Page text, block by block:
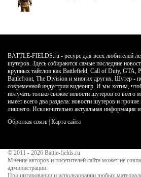
BATTLE-FIELDS.ru - ресурс для всех любителей
шутеров. Здесь собираются самые последние
крупных тайтлов как Battlefield, Call of Duty, GTA,
Battlefront, The Division и многих других. Шутер -
современной индустрии видеоигр. И мы хотим,
получать только свежие новости шутеров со
имеет всего два раздела: новости шутеров и
лишнего. Исключительно актуальная информация
Обратная связь | Карта сайта
© 2011 - 2026 Battle-fields.ru
Мнение авторов и посетителей сайта может не
администрации.
При цитировании и использовании любых